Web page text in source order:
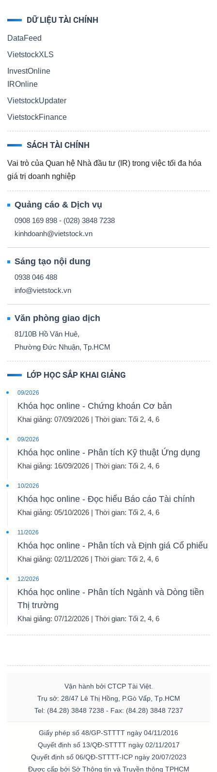
DỮ LIỆU TÀI CHÍNH
DataFeed
VietstockXLS
InvestOnline
IROnline
VietstockUpdater
VietstockFinance
SÁCH TÀI CHÍNH
Vai trò của Quan hệ Nhà đầu tư (IR) trong việc tối đa hóa
giá trị doanh nghiệp
Quảng cáo & Dịch vụ
0908 169 898 - (028) 3848 7238
kinhdoanh@vietstock.vn
Sáng tạo nội dung
0938 046 488
info@vietstock.vn
Văn phòng giao dịch
81/10B Hồ Văn Huê,
Phường Đức Nhuận, Tp.HCM
LỚP HỌC SẮP KHAI GIẢNG
09/2026
Khóa học online - Chứng khoán Cơ bản
Khai giảng: 07/09/2026 | Thời gian: Tối 2, 4, 6
09/2026
Khóa học online - Phân tích Kỹ thuật Ứng dụng
Khai giảng: 16/09/2026 | Thời gian: Tối 2, 4, 6
10/2026
Khóa học online - Đọc hiểu Báo cáo Tài chính
Khai giảng: 05/10/2026 | Thời gian: Tối 2, 4, 6
11/2026
Khóa học online - Phân tích và Định giá Cổ phiếu
Khai giảng: 02/11/2026 | Thời gian: Tối 2, 4, 6
12/2026
Khóa học online - Phân tích Ngành và Dòng tiền
Thị trường
Khai giảng: 07/12/2026 | Thời gian: Tối 2, 4, 6
Vận hành bởi CTCP Tài Việt.
Trụ sở: 28/47 Lê Thị Hồng, P.Gò Vấp, Tp.HCM
Tel: (84.28) 3848 7238 - Fax: (84.28) 3848 7237
Giấy phép số 48/GP-STTTT ngày 04/11/2016
Quyết định số 13/QĐ-STTTT ngày 02/11/2017
Quyết định số 06/QĐ-STTTT-ICP ngày 20/07/2023
Được cấp bởi Sở Thông tin và Truyền thông TPHCM